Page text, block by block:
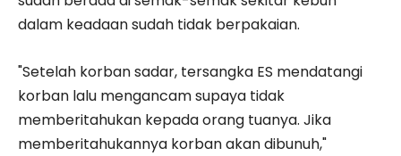
dalam keadaan sudah tidak berpakaian.
"Setelah korban sadar, tersangka ES mendatangi
korban lalu mengancam supaya tidak
memberitahukan kepada orang tuanya. Jika
memberitahukannya korban akan dibunuh,"